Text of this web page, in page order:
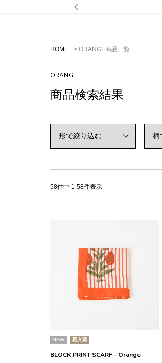
HOME ORANGE商品一覧
ORANGE
商品検索結果
58件中 1 -58件表示
NEW 再入荷
BLOCK PRINT SCARF - Orange